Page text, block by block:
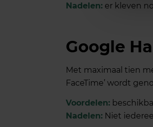
Nadelen: er kleven
Google
Met maximaal tien
FaceTime’ wordt
Voordelen:
Nadelen: Niet